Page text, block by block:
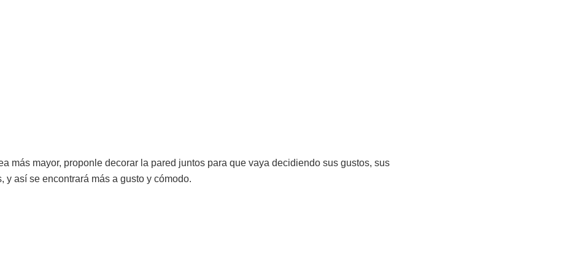
más mayor, proponle decorar la pared juntos para que vaya decidiendo sus gustos, sus
y así se encontrará más a gusto y cómodo.